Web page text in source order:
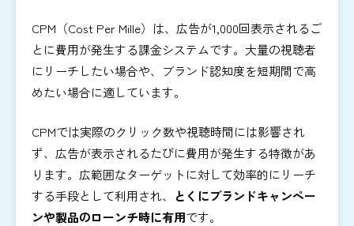
CPM（Cost Per Mille）は、広告が1,000回表示されるご
とに費用が発生する課金システムです。大量の視聴者
にリーチしたい場合や、ブランド認知度を短期間で高
めたい場合に適しています。
CPMでは実際のクリック数や視聴時間には影響され
ず、広告が表示されるたびに費用が発生する特徴があ
ります。広範囲なターゲットに対して効率的にリーチ
する手段として利用され、
とくにブランドキャンペー
ンや製品のローンチ時に有用です。